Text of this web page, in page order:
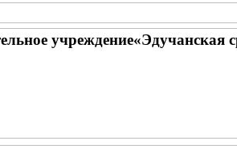
учреждение«Эдучанская